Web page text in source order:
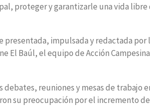
proteger y garantizarle una vida libre
impulsada y redactada
El Baúl, el equipo de Acción
debates, reuniones y mesas de trabajo
su preocupación por el incremento